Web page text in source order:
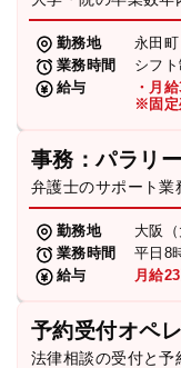
勤務地
永田町
業務時間
シフ
給与
・月
※固定
事務：パラリ
弁護士のサポート業
勤務地
大阪（
業務時間
平日8
給与
月給
予約受付オペ
法律相談の受付と予
費用
求人採用
お知らせ
特設サイト